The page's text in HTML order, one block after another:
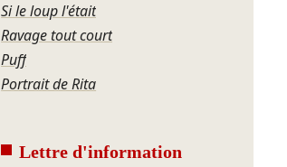
Si le loup l'était
Ravage tout court
Puff
Portrait de Rita
Lettre d'information